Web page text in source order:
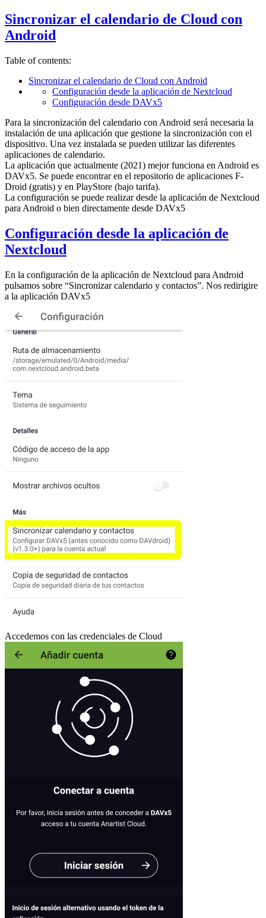
Sincronizar el calendario de Cloud con
Android
Table of contents:
Sincronizar el calendario de Cloud con Android
Configuración desde la aplicación de Nextcloud
Configuración desde DAVx5
Para la sincronización del calendario con Android será necesaria la
instalación de una aplicación que gestione la sincronización con el
dispositivo. Una vez instalada se pueden utilizar las diferentes
aplicaciones de calendario.
La aplicación que actualmente (2021) mejor funciona en Android es
DAVx5. Se puede encontrar en el repositorio de aplicaciones F-
Droid (gratis) y en PlayStore (bajo tarifa).
La configuración se puede realizar desde la aplicación de Nextcloud
para Android o bien directamente desde DAVx5
Configuración desde la aplicación de
Nextcloud
En la configuración de la aplicación de Nextcloud para Android
pulsamos sobre “Sincronizar calendario y contactos”. Nos redirigire
a la aplicación DAVx5
Accedemos con las credenciales de Cloud